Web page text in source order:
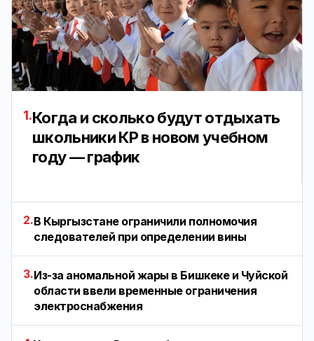
1.Когда и сколько будут отдыхать
школьники КР в новом учебном
году — график
2.В Кыргызстане ограничили полномочия
следователей при определении вины
3.Из-за аномальной жары в Бишкеке и Чуйской
области ввели временные ограничения
электроснабжения